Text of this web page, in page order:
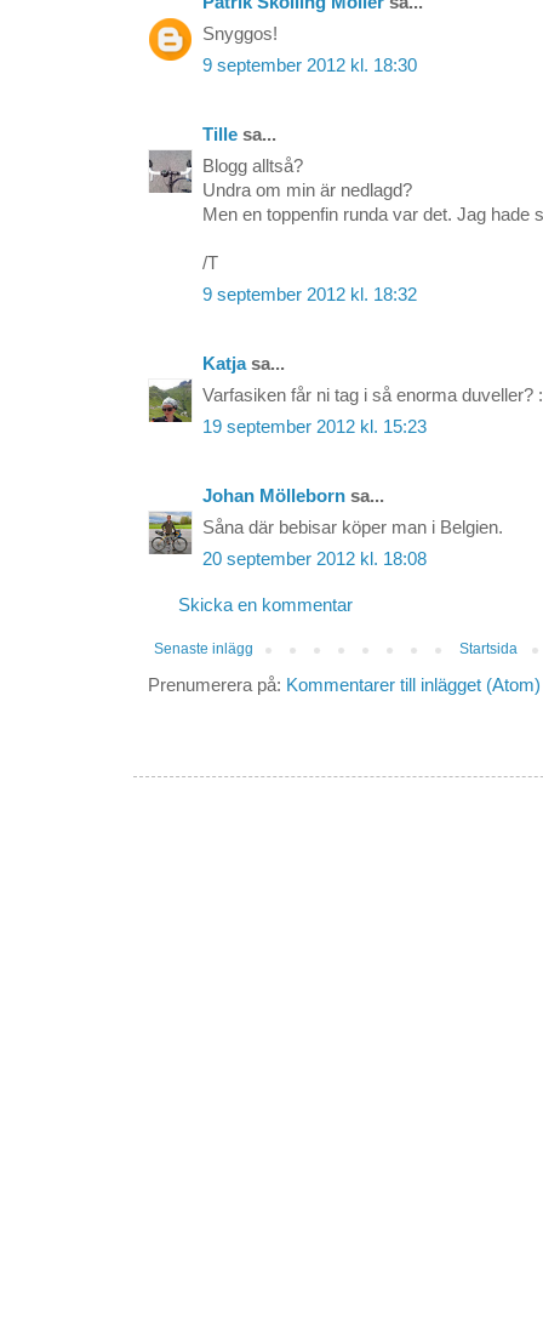
Snyggos!
9 september 2012 kl. 18:30
Tille sa...
Blogg alltså?
Undra om min är nedlagd?
Men en toppenfin runda var det. Jag hade
/T
9 september 2012 kl. 18:32
Katjasa...
Varfasiken får ni tag i så enorma duveller?
19 september 2012 kl. 15:23
Johan Mölleborn sa...
Såna där bebisar köper man i Belgien.
20 september 2012 kl. 18:08
Skicka en kommentar
Senaste inlägg Startsida
Prenumerera på: Kommentarer till inlägget (Atom)